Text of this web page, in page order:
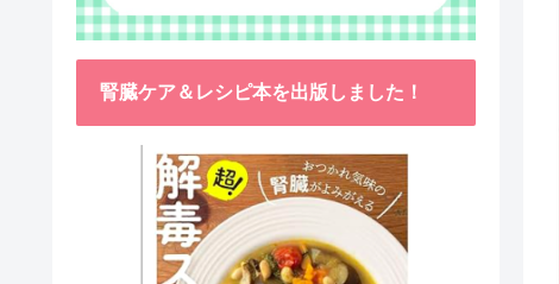
腎臓ケア＆レシピ本を出版しました！